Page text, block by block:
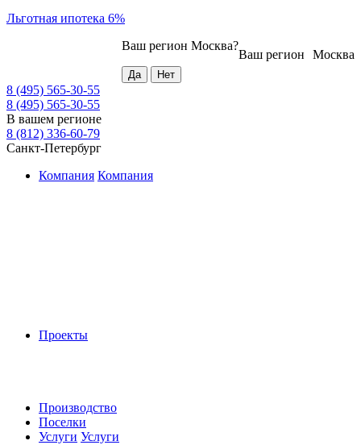
Льготная ипотека 6%
Москва
Ваш регион
Ваш регион Москва?
8 (495) 565-30-55
8 (495) 565-30-55
В вашем регионе
8 (812) 336-60-79
Санкт-Петербург
Компания Компания
Проекты
Производство
Поселки
Услуги Услуги